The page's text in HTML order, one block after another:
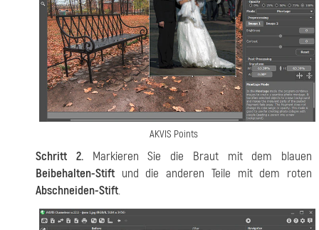
AKVIS Points
Schritt 2.Markieren Sie die Braut mit dem blauen
Beibehalten-Stift und die anderen Teile mit dem roten
Abschneiden-Stift.